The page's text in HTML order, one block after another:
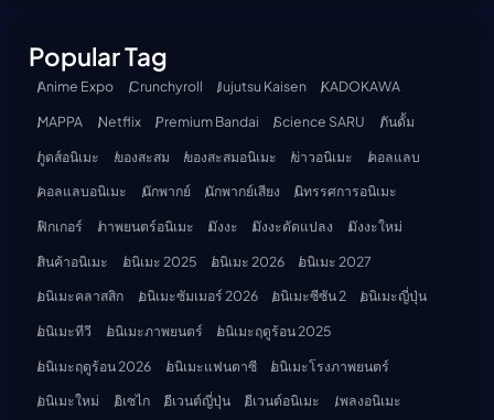
Popular Tag
Anime Expo Crunchyroll Jujutsu Kaisen
KADOKAWA
MAPPA
Netflix Premium Bandai Science SARU
กันดั้ม
กูดส์อนิเมะ
ของสะสม ของสะสมอนิเมะ ข่าวอนิเมะ
คอลแลบ
คอลแลบอนิเมะ
นักพากย์ นักพากย์เสียง
นิทรรศการอนิเมะ
ฟิกเกอร์
ภาพยนตร์อนิเมะ มังงะ มังงะดัดแปลง
มังงะใหม่
สินค้าอนิเมะ
อนิเมะ 2025 อนิเมะ 2026
อนิเมะ 2027
อนิเมะคลาสสิก
อนิเมะซัมเมอร์ 2026 อนิเมะซีซัน 2
อนิเมะญี่ปุ่น
อนิเมะทีวี
อนิเมะภาพยนตร์
อนิเมะฤดูร้อน 2025
อนิเมะฤดูร้อน 2026
อนิเมะแฟนตาซี
อนิเมะโรงภาพยนตร์
อนิเมะใหม่
อิเซไก อีเวนต์ญี่ปุ่น อีเวนต์อนิเมะ
เพลงอนิเมะ